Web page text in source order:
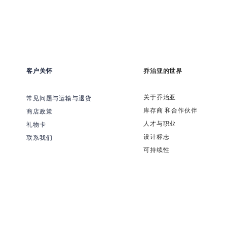
客户关怀
常见问题与运输与退货
商店政策
礼物卡
联系我们
乔治亚的世界
关于乔治亚
​库存商 和合作伙伴
​人才与职业
​设计标志
可持续性